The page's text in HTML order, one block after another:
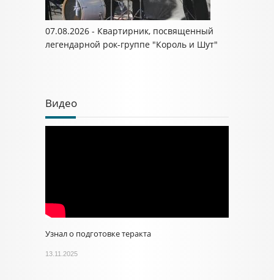
07.08.2026 - Квартирник, посвященный
легендарной рок-группе "Король и Шут"
Видео
Узнал о подготовке теракта
13.11.2025